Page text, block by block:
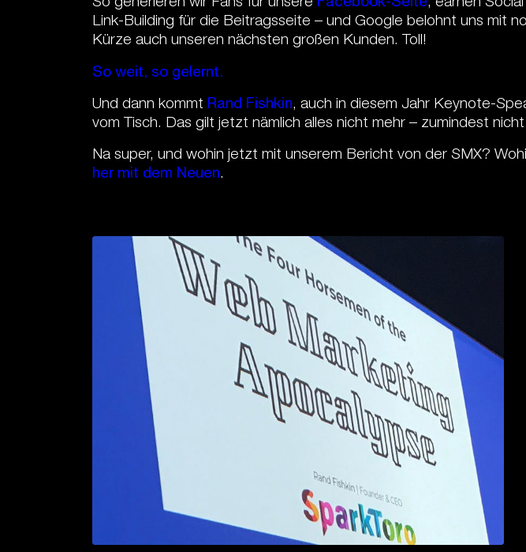
So generieren wir Fans für unsere Facebook-Seite, earnen
Link-Building für die Beitragsseite – und Google belohnt uns mit
Kürze auch unseren nächsten großen Kunden. Toll!
So weit, so gelernt.
Und dann kommt Rand Fishkin, auch in diesem Jahr Keynote-
vom Tisch. Das gilt jetzt nämlich alles nicht mehr – zumindest
Na super, und wohin jetzt mit unserem Bericht von der SMX?
her mit dem Neuen.